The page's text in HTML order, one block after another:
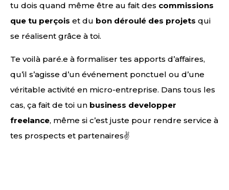
tu dois quand même être au fait des commissions
que tu perçois et du bon déroulé des projets qui
se réalisent grâce à toi.
Te voilà paré.e à formaliser tes apports d’affaires,
qu’il s’agisse d’un événement ponctuel ou d’une
véritable activité en micro-entreprise. Dans tous les
cas, ça fait de toi un business developper
freelance, même si c’est juste pour rendre service à
tes prospects et partenaires✌